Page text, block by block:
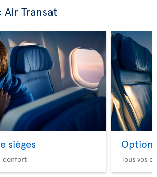
Air Transat
sièges
confort
Option
Tous vos